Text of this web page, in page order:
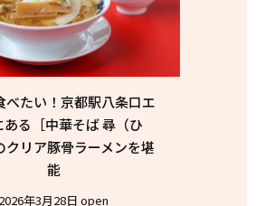
べたい！京都駅八条口エ
ある［中華そば 尋（ひ
クリア豚骨ラーメンを堪
能
2026年3月28日 open